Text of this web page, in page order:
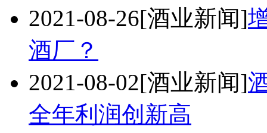
2021-08-26[酒业新闻]
酒厂？
2021-08-02[酒业新闻]
全年利润创新高